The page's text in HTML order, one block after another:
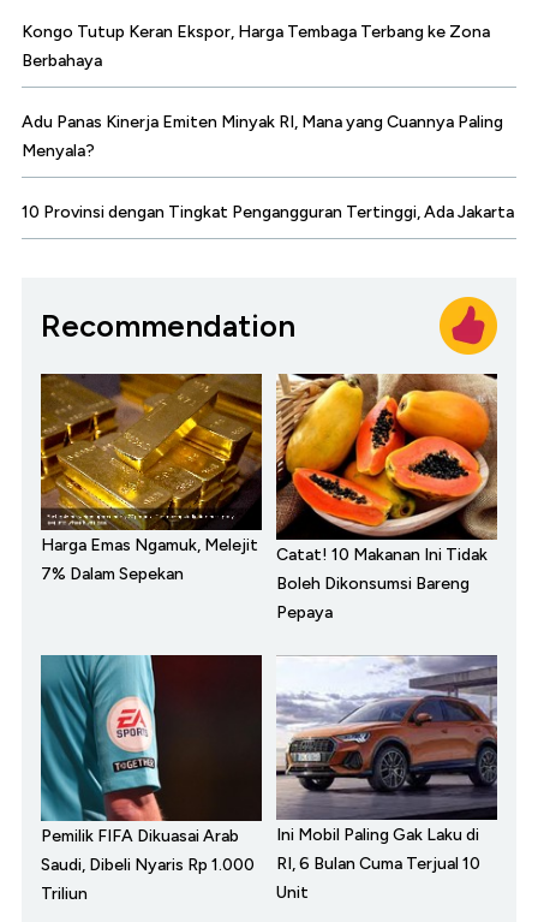
Kongo Tutup Keran Ekspor, Harga Tembaga Terbang ke Zona
Berbahaya
Adu Panas Kinerja Emiten Minyak RI, Mana yang Cuannya Paling
Menyala?
10 Provinsi dengan Tingkat Pengangguran Tertinggi, Ada Jakarta
Recommendation
Harga Emas Ngamuk, Melejit
7% Dalam Sepekan
Catat! 10 Makanan Ini Tidak
Boleh Dikonsumsi Bareng
Pepaya
Pemilik FIFA Dikuasai Arab
Saudi, Dibeli Nyaris Rp 1.000
Triliun
Ini Mobil Paling Gak Laku di
RI, 6 Bulan Cuma Terjual 10
Unit